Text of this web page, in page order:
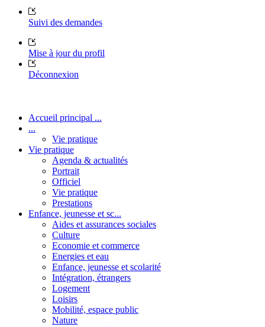
Suivi des demandes
Mise à jour du profil
Déconnexion
Accueil principal ...
...
Vie pratique
Vie pratique
Agenda & actualités
Portrait
Officiel
Vie pratique
Prestations
Enfance, jeunesse et sc...
Aides et assurances sociales
Culture
Economie et commerce
Energies et eau
Enfance, jeunesse et scolarité
Intégration, étrangers
Logement
Loisirs
Mobilité, espace public
Nature